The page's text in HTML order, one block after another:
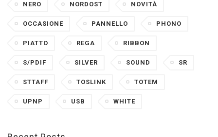
NERO NORDOST NOVITÀ
OCCASIONE PANNELLO PHONO
PIATTO REGA RIBBON
S/PDIF SILVER SOUND SR
STTAFF TOSLINK TOTEM
UPNP USB WHITE